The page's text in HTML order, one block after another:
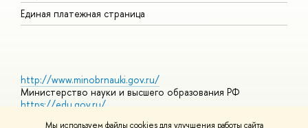
Мы используем файлы cookies для улучшения работы сайта
Единая платежная страница
http://www.minobrnauki.gov.ru/
Министерство науки и высшего образования РФ
https://edu.gov.ru/